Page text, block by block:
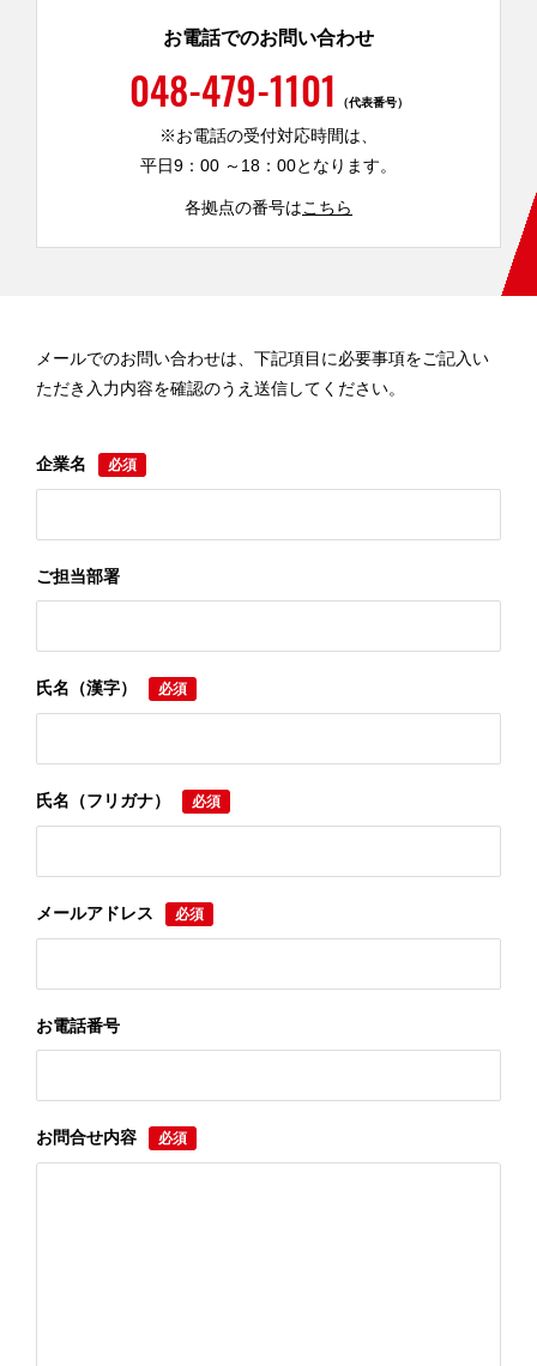
お見積・お問い合わせ
お電話でのお問い合わせ
048-479-1101 （代表番号）
※お電話の受付対応時間は、
平日9：00 ～18：00となります。
各拠点の番号はこちら
メールでのお問い合わせは、下記項目に必要事項をご記入い
ただき入力内容を確認のうえ送信してください。
企業名 必須
ご担当部署
氏名（漢字） 必須
氏名（フリガナ） 必須
メールアドレス 必須
お電話番号
お問合せ内容 必須